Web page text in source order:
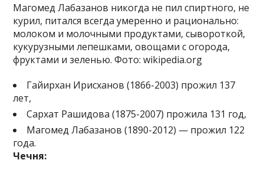
Магомед Лабазанов никогда не пил спиртного, не
курил, питался всегда умеренно и рационально:
молоком и молочными продуктами, сывороткой,
кукурузными лепешками, овощами с огорода,
фруктами и зеленью. Фото: wikipedia.org
Гайирхан Ирисханов (1866-2003) прожил 137
лет,
Сархат Рашидова (1875-2007) прожила 131 год,
Магомед Лабазанов (1890-2012) — прожил 122
года.
Чечня: